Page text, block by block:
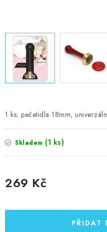
1 ks; pečetidla 18mm;
Skladem (1 ks)
269 Kč
PŘIDAT